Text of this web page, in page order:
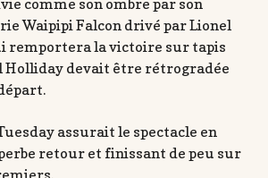
comme son ombre par son
Waipipi Falcon drivé par Lionel
remportera la victoire sur tapis
Holliday devait être rétrogradée
assurait le spectacle en
retour et finissant de peu sur